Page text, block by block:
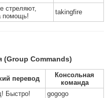
стреляют,
помощь!
takingfire
Commands)
перевод
Консольная
команда
Быстро!
gogogo